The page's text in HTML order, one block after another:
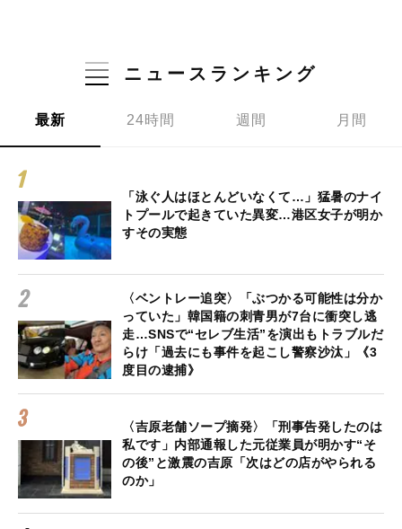
ニュースランキング
最新 24時間 週間 月間
「泳ぐ人はほとんどいなくて…」猛暑のナイ
トプールで起きていた異変…港区女子が明か
すその実態
〈ベントレー追突〉「ぶつかる可能性は分か
っていた」韓国籍の刺青男が7台に衝突し逃
走…SNSで“セレブ生活”を演出もトラブルだ
らけ「過去にも事件を起こし警察沙汰」《3
度目の逮捕》
〈吉原老舗ソープ摘発〉「刑事告発したのは
私です」内部通報した元従業員が明かす“そ
の後”と激震の吉原「次はどの店がやられる
のか」